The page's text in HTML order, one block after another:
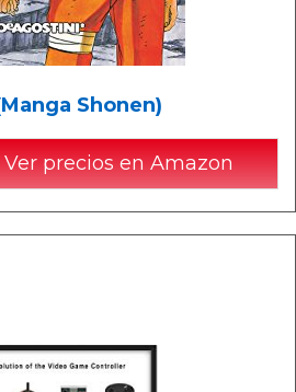
Shonen)
Ver precios en Amazon